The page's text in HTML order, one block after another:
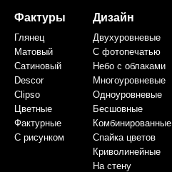
Дизайн
Фактуры
Глянец
Цветные
С фотопечатью
Небо с облаками
Многоуровневые
Двухуровневые
Одноуровневые
Бесшовные
Комбинированные
Спайка цветов
Криволинейные
На стену
Матовый
Сатиновый
Descor
Clipso
Фактурные
С рисунком